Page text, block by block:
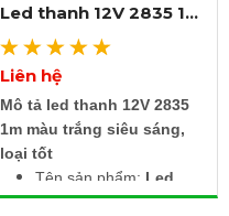
Kích thước: Dài 1m x
rộng 23.2mm
Xem thêm ảnh
Led thanh 12V 2835 1m
màu trắng
Liên hệ
Mô tả led thanh 12V 2835
1m màu trắng siêu sáng,
loại tốt
Tên sản phẩm: Led
thanh 12V 2835 1m